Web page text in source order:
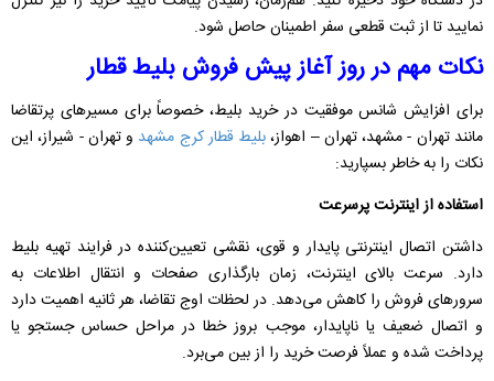
نمایید تا از ثبت قطعی سفر اطمینان حاصل شود.
نکات مهم در روز آغاز پیش فروش بلیط قطار
برای افزایش شانس موفقیت در خرید بلیط، خصوصاً برای مسیرهای پرتقاضا
مانند تهران - مشهد، تهران – اهواز،بلیط قطار کرج مشهد و تهران - شیراز، این
نکات را به خاطر بسپارید:
استفاده از اینترنت پرسرعت
داشتن اتصال اینترنتی پایدار و قوی، نقشی تعیین‌کننده در فرایند تهیه بلیط
دارد. سرعت بالای اینترنت، زمان بارگذاری صفحات و انتقال اطلاعات به
سرورهای فروش را کاهش می‌دهد. در لحظات اوج تقاضا، هر ثانیه اهمیت دارد
و اتصال ضعیف یا ناپایدار، موجب بروز خطا در مراحل حساس جستجو یا
پرداخت شده و عملاً فرصت خرید را از بین می‌برد.